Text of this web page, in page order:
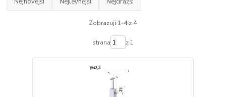
Zobrazuji 1-4 z 4
strana z 1